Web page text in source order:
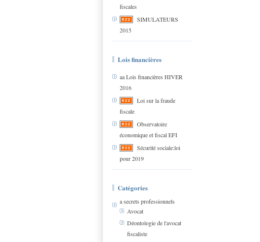
fiscales
SIMULATEURS
2015
Lois financières
aa Lois financières HIVER
2016
Loi sur la fraude
fiscale
Observatoire
économique et fiscal EFI
Sécurité sociale:loi
pour 2019
Catégories
a secrets professionnels
Avocat
Déontologie de l'avocat
fiscaliste